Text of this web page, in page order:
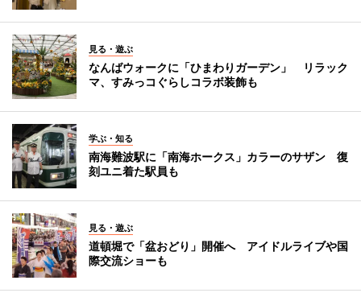
見る・遊ぶ
なんばウォークに「ひまわりガーデン」 リラック
マ、すみっコぐらしコラボ装飾も
学ぶ・知る
南海難波駅に「南海ホークス」カラーのサザン 復
刻ユニ着た駅員も
見る・遊ぶ
道頓堀で「盆おどり」開催へ アイドルライブや国
際交流ショーも